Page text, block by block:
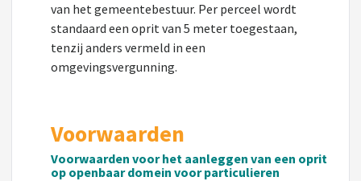
van het gemeentebestuur. Per perceel wordt
standaard een oprit van 5 meter toegestaan,
tenzij anders vermeld in een
omgevingsvergunning.
Voorwaarden
Voorwaarden voor het aanleggen van een oprit
op openbaar domein voor particulieren